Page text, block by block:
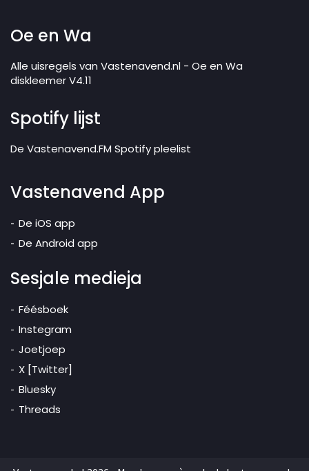
Oe en Wa
Alle uisregels van Vastenavend.nl - Oe en Wa
diskleemer V4.11
Spotify lijst
De Vastenavend.FM Spotify pleelist
Vastenavend App
De iOS app
De Android app
Sesjale medieja
Féésboek
Instegram
Joetjoep
X [Twitter]
Bluesky
Threads